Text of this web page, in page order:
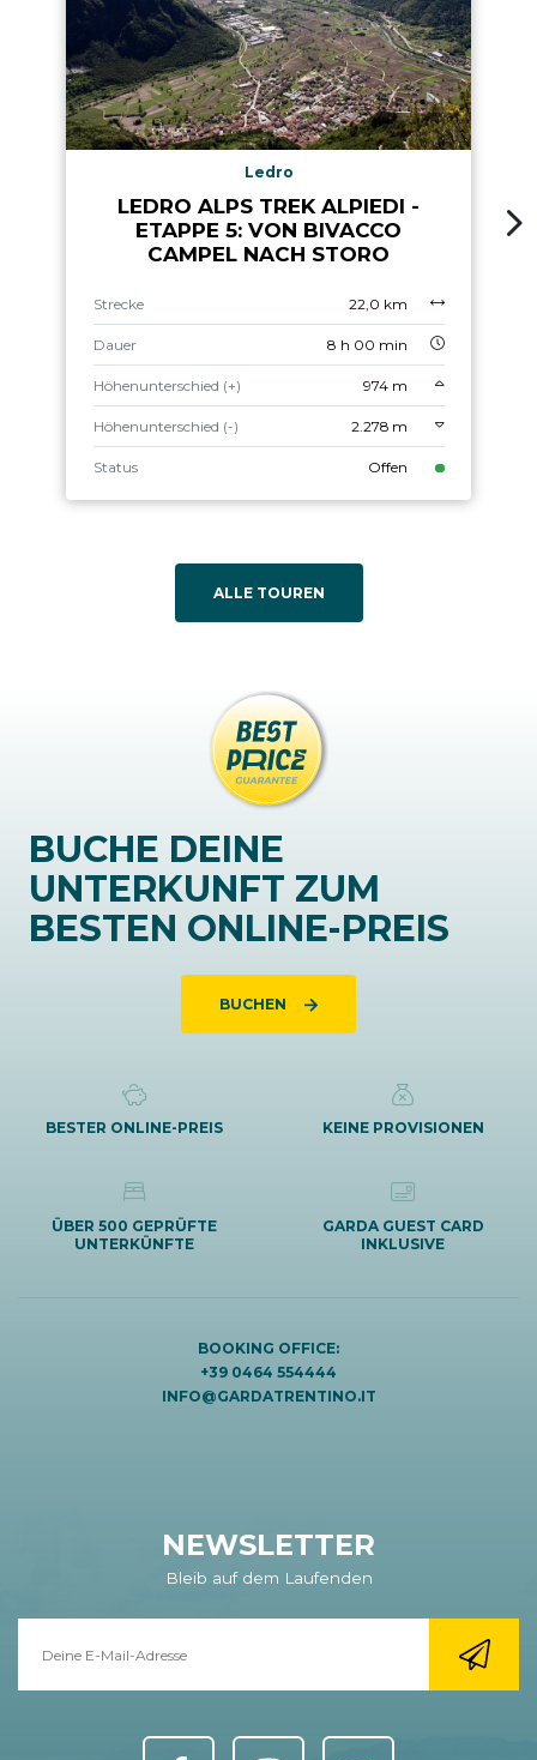
Ledro
LEDRO ALPS TREK ALPIEDI -
ETAPPE 5: VON BIVACCO
CAMPEL NACH STORO
Strecke 22,0 km
Dauer 8 h 00 min
Höhenunterschied (+) 974 m
Höhenunterschied (-) 2.278 m
Status Offen
ALLE TOUREN
BUCHE DEINE
UNTERKUNFT ZUM
BESTEN ONLINE-PREIS
BUCHEN
BESTER ONLINE-PREIS KEINE PROVISIONEN
ÜBER 500 GEPRÜFTE
UNTERKÜNFTE
GARDA GUEST CARD
INKLUSIVE
BOOKING OFFICE:
+39 0464 554444
INFO@GARDATRENTINO.IT
NEWSLETTER
Bleib auf dem Laufenden